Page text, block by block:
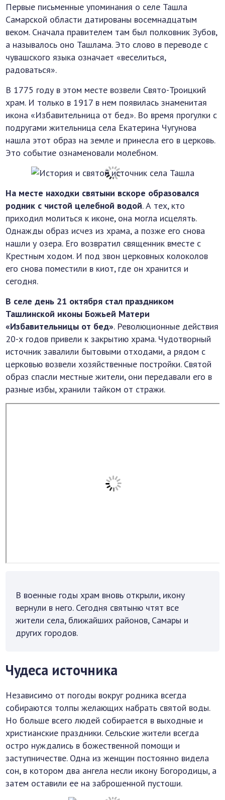
Первые письменные упоминания о селе Ташла
Самарской области датированы восемнадцатым
веком. Сначала правителем там был полковник Зубов,
а называлось оно Ташлама. Это слово в переводе с
чувашского языка означает «веселиться,
радоваться».
В 1775 году в этом месте возвели Свято-Троицкий
храм. И только в 1917 в нем появилась знаменитая
икона «Избавительница от бед». Во время прогулки с
подругами жительница села Екатерина Чугунова
нашла этот образ на земле и принесла его в церковь.
Это событие ознаменовали молебном.
На месте находки святыни вскоре образовался
родник с чистой целебной водой. А тех, кто
приходил молиться к иконе, она могла исцелять.
Однажды образ исчез из храма, а позже его снова
нашли у озера. Его возвратил священник вместе с
Крестным ходом. И под звон церковных колоколов
его снова поместили в киот, где он хранится и
сегодня.
В селе день 21 октября стал праздником
Ташлинской иконы Божьей Матери
«Избавительницы от бед». Революционные действия
20-х годов привели к закрытию храма. Чудотворный
источник завалили бытовыми отходами, а рядом с
церковью возвели хозяйственные постройки. Святой
образ спасли местные жители, они передавали его в
разные избы, хранили тайком от стражи.
В военные годы храм вновь открыли, икону
вернули в него. Сегодня святыню чтят все
жители села, ближайших районов, Самары и
других городов.
Чудеса источника
Независимо от погоды вокруг родника всегда
собираются толпы желающих набрать святой воды.
Но больше всего людей собирается в выходные и
христианские праздники. Сельские жители всегда
остро нуждались в божественной помощи и
заступничестве. Одна из женщин постоянно видела
сон, в котором два ангела несли икону Богородицы, а
затем оставили ее на заброшенной пустоши.